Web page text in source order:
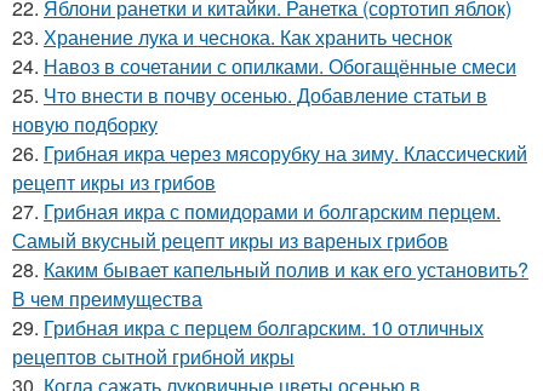
22. Яблони ранетки и китайки. Ранетка (сортотип яблок)
23. Хранение лука и чеснока. Как хранить чеснок
24. Навоз в сочетании с опилками. Обогащённые смеси
25. Что внести в почву осенью. Добавление статьи в
новую подборку
26. Грибная икра через мясорубку на зиму. Классический
рецепт икры из грибов
27. Грибная икра с помидорами и болгарским перцем.
Самый вкусный рецепт икры из вареных грибов
28. Каким бывает капельный полив и как его установить?
В чем преимущества
29. Грибная икра с перцем болгарским. 10 отличных
рецептов сытной грибной икры